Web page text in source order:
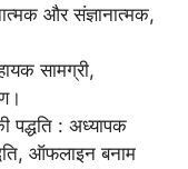
और संज्ञानात्मक,
सामग्री,
पद्धति : अध्यापक
ऑफलाइन बनाम